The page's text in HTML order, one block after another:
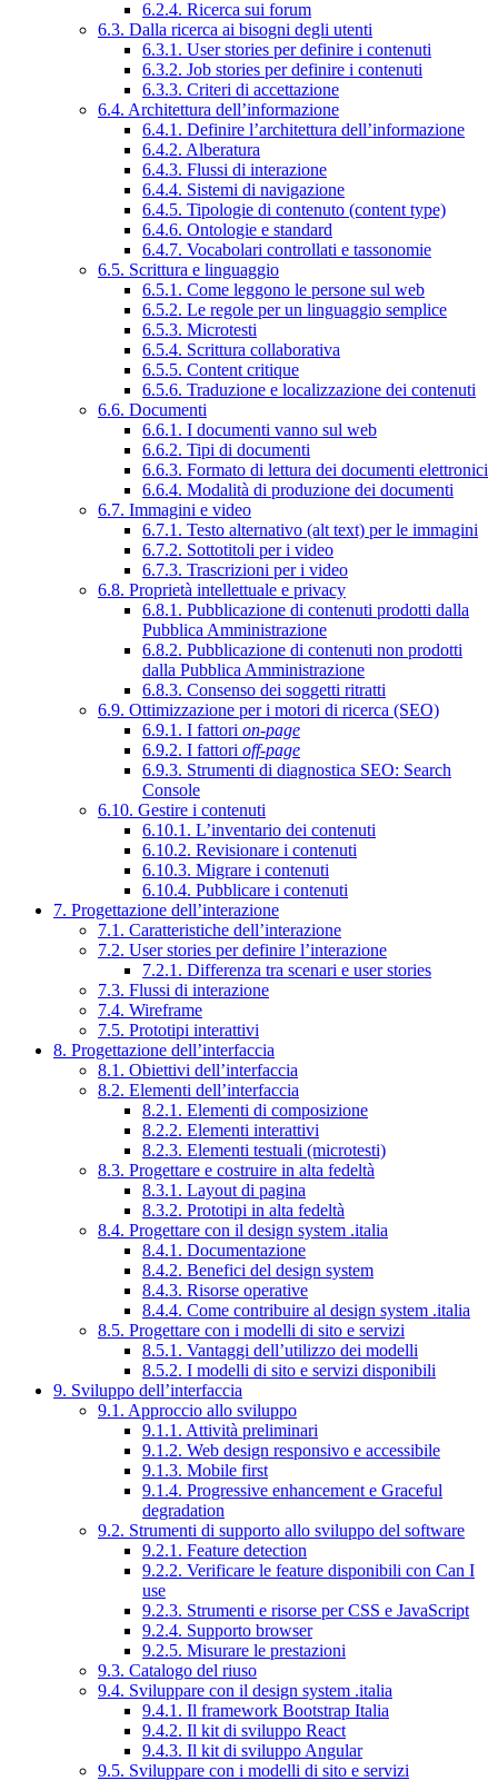
6.2.4. Ricerca sui forum
6.3. Dalla ricerca ai bisogni degli utenti
6.3.1. User stories per definire i contenuti
6.3.2. Job stories per definire i contenuti
6.3.3. Criteri di accettazione
6.4. Architettura dell’informazione
6.4.1. Definire l’architettura dell’informazione
6.4.2. Alberatura
6.4.3. Flussi di interazione
6.4.4. Sistemi di navigazione
6.4.5. Tipologie di contenuto (content type)
6.4.6. Ontologie e standard
6.4.7. Vocabolari controllati e tassonomie
6.5. Scrittura e linguaggio
6.5.1. Come leggono le persone sul web
6.5.2. Le regole per un linguaggio semplice
6.5.3. Microtesti
6.5.4. Scrittura collaborativa
6.5.5. Content critique
6.5.6. Traduzione e localizzazione dei contenuti
6.6. Documenti
6.6.1. I documenti vanno sul web
6.6.2. Tipi di documenti
6.6.3. Formato di lettura dei documenti elettronici
6.6.4. Modalità di produzione dei documenti
6.7. Immagini e video
6.7.1. Testo alternativo (alt text) per le immagini
6.7.2. Sottotitoli per i video
6.7.3. Trascrizioni per i video
6.8. Proprietà intellettuale e privacy
6.8.1. Pubblicazione di contenuti prodotti dalla
Pubblica Amministrazione
6.8.2. Pubblicazione di contenuti non prodotti
dalla Pubblica Amministrazione
6.8.3. Consenso dei soggetti ritratti
6.9. Ottimizzazione per i motori di ricerca (SEO)
6.9.1. I fattori on-page
6.9.2. I fattori off-page
6.9.3. Strumenti di diagnostica SEO: Search
Console
6.10. Gestire i contenuti
6.10.1. L’inventario dei contenuti
6.10.2. Revisionare i contenuti
6.10.3. Migrare i contenuti
6.10.4. Pubblicare i contenuti
7. Progettazione dell’interazione
7.1. Caratteristiche dell’interazione
7.2. User stories per definire l’interazione
7.2.1. Differenza tra scenari e user stories
7.3. Flussi di interazione
7.4. Wireframe
7.5. Prototipi interattivi
8. Progettazione dell’interfaccia
8.1. Obiettivi dell’interfaccia
8.2. Elementi dell’interfaccia
8.2.1. Elementi di composizione
8.2.2. Elementi interattivi
8.2.3. Elementi testuali (microtesti)
8.3. Progettare e costruire in alta fedeltà
8.3.1. Layout di pagina
8.3.2. Prototipi in alta fedeltà
8.4. Progettare con il design system .italia
8.4.1. Documentazione
8.4.2. Benefici del design system
8.4.3. Risorse operative
8.4.4. Come contribuire al design system .italia
8.5. Progettare con i modelli di sito e servizi
8.5.1. Vantaggi dell’utilizzo dei modelli
8.5.2. I modelli di sito e servizi disponibili
9. Sviluppo dell’interfaccia
9.1. Approccio allo sviluppo
9.1.1. Attività preliminari
9.1.2. Web design responsivo e accessibile
9.1.3. Mobile first
9.1.4. Progressive enhancement e Graceful
degradation
9.2. Strumenti di supporto allo sviluppo del software
9.2.1. Feature detection
9.2.2. Verificare le feature disponibili con Can I
use
9.2.3. Strumenti e risorse per CSS e JavaScript
9.2.4. Supporto browser
9.2.5. Misurare le prestazioni
9.3. Catalogo del riuso
9.4. Sviluppare con il design system .italia
9.4.1. Il framework Bootstrap Italia
9.4.2. Il kit di sviluppo React
9.4.3. Il kit di sviluppo Angular
9.5. Sviluppare con i modelli di sito e servizi